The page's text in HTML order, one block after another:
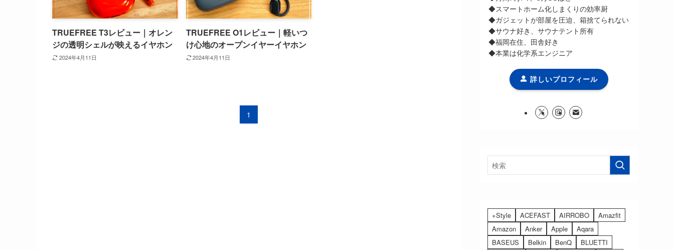
TRUEFREE T3レビュー｜オレン
ジの透明シェルが映えるイヤホン
2024年4月11日
TRUEFREE O1レビュー｜軽いつ
け心地のオープンイヤーイヤホン
2024年4月11日
1
◆スマートホーム化しまくりの効率厨
◆ガジェットが部屋を圧迫、箱捨てられない
◆サウナ好き、サウナテント所有
◆福岡在住、田舎好き
◆本業は化学系エンジニア
詳しいプロフィール
+Style ACEFAST AIRROBO
Amazfit
Amazon
Anker Apple
Aqara
BASEUS
Belkin BenQ
BLUETTI